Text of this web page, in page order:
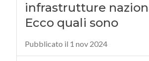
infrastrutture
Ecco quali sono
Pubblicato il 1 nov 2024